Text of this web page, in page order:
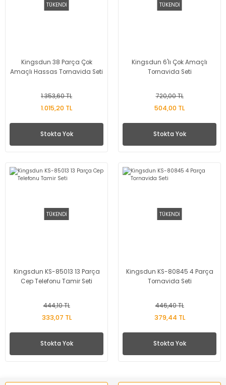
TÜKENDİ
Kingsdun 38 Parça Çok
Amaçlı Hassas Tornavida Seti
1.353,60 TL
1.015,20 TL
Stokta Yok
TÜKENDİ
Kingsdun 6'lı Çok Amaçlı
Tornavida Seti
720,00 TL
504,00 TL
Stokta Yok
TÜKENDİ
Kingsdun KS-85013 13 Parça
Cep Telefonu Tamir Seti
444,10 TL
333,07 TL
Stokta Yok
TÜKENDİ
Kingsdun KS-80845 4 Parça
Tornavida Seti
446,40 TL
379,44 TL
Stokta Yok